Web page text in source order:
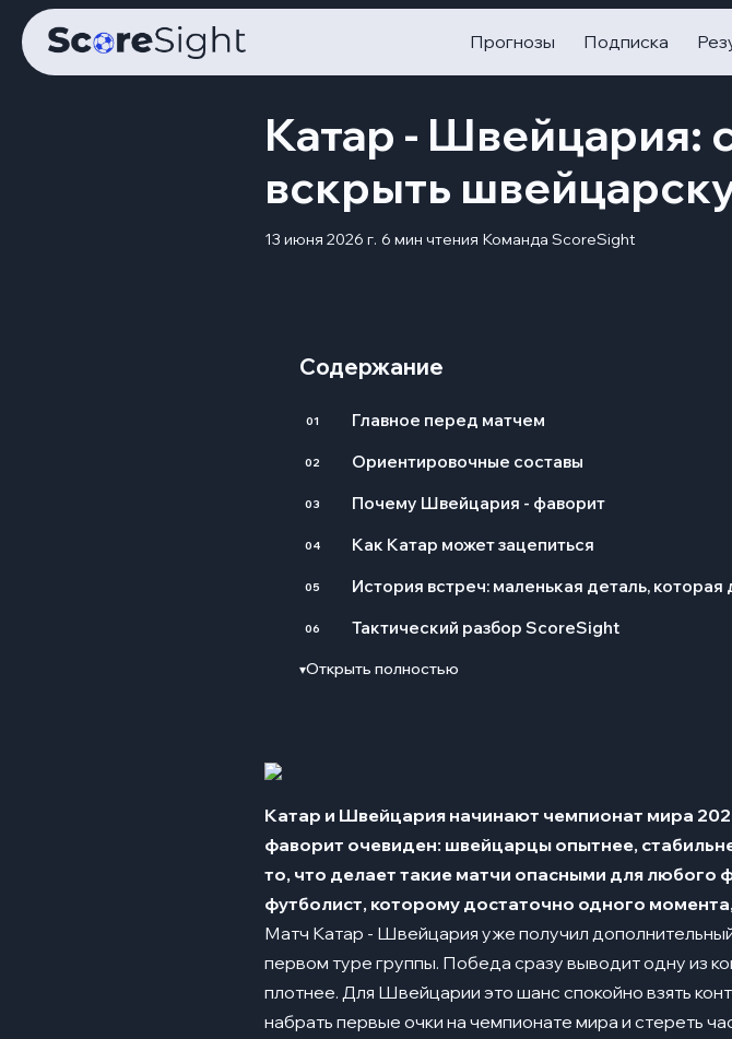
Прогнозы Подписка
Катар - Швейцария:
вскрыть
13 июня 2026 г. 6 мин чтения Команда ScoreSight
Содержание
01 Главное перед матчем
02 Ориентировочные составы
03 Почему Швейцария - фаворит
04 Как Катар может зацепиться
05 История встреч: маленькая деталь, которая
06 Тактический разбор ScoreSight
▾Открыть полностью
Катар и Швейцария начинают чемпионат мира
фаворит очевиден: швейцарцы опытнее,
то, что делает такие матчи опасными для
футболист, которому достаточно одного
Матч Катар - Швейцария уже получил
первом туре группы. Победа сразу выводит одну из
плотнее. Для Швейцарии это шанс спокойно взять
набрать первые очки на чемпионате мира и стереть